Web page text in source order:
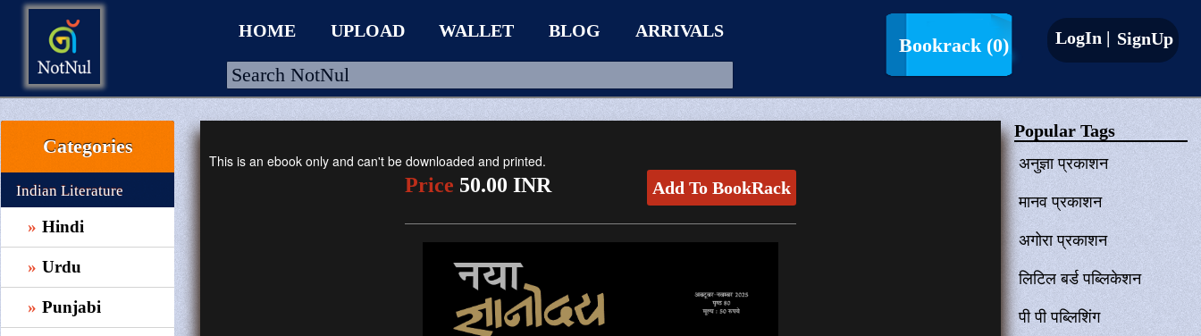
HOME
UPLOAD
WALLET
BLOG
ARRIVALS
CATEGORIES >
HOME UPLOAD WALLET BLOG ARRIVALS
Bookrack (0) LogIn | SignUp
Categories
Indian Literature
Hindi
Urdu
Punjabi
This is an ebook only and can't be downloaded and printed.
Price 50.00 INR Add To BookRack
Popular Tags
अनुज्ञा प्रकाशन
मानव प्रकाशन
अगोरा प्रकाशन
लिटिल बर्ड पब्लिकेशन
पी पी पब्लिशिंग